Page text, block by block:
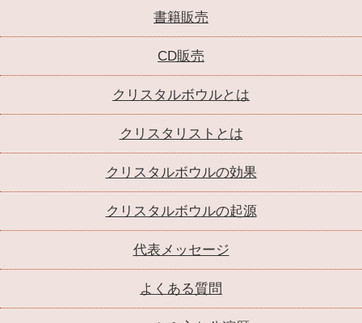
書籍販売
CD販売
クリスタルボウルとは
クリスタリストとは
クリスタルボウルの効果
クリスタルボウルの起源
代表メッセージ
よくある質問